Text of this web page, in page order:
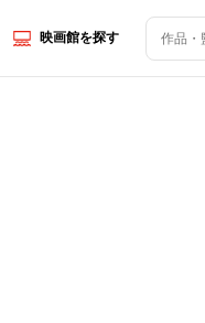
映画館を探す